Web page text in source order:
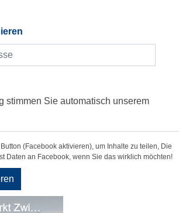
stimmen Sie automatisch unserem
(Facebook aktivieren), um Inhalte zu teilen, Die
Daten an Facebook, wenn Sie das wirklich möchten!